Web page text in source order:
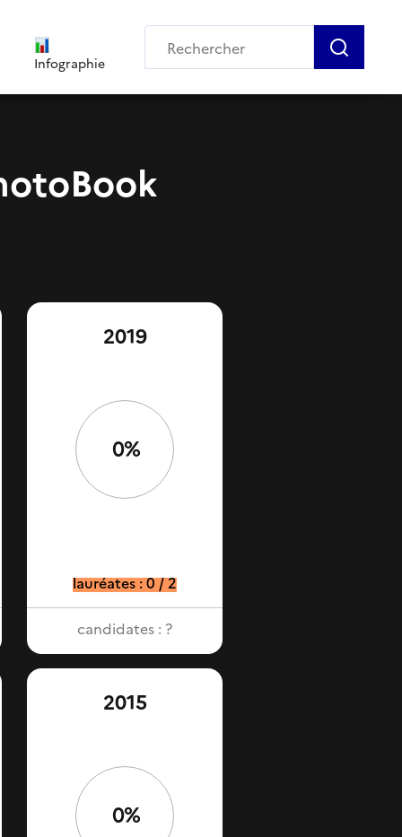
Infographie
2019
0%
lauréates : 0 / 2
candidates : ?
2015
0%